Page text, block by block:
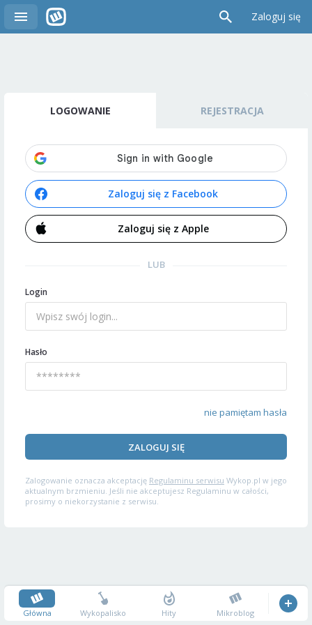
Zaloguj się
LOGOWANIE REJESTRACJA
Zaloguj się z Facebook
Zaloguj się z Apple
LUB
Login
Hasło
nie pamiętam hasła
ZALOGUJ SIĘ
Zalogowanie oznacza akceptację Regulaminu serwisu Wykop.pl w jego
aktualnym brzmieniu. Jeśli nie akceptujesz Regulaminu w całości,
prosimy o niekorzystanie z serwisu.
Główna Wykopalisko Hity Mikroblog